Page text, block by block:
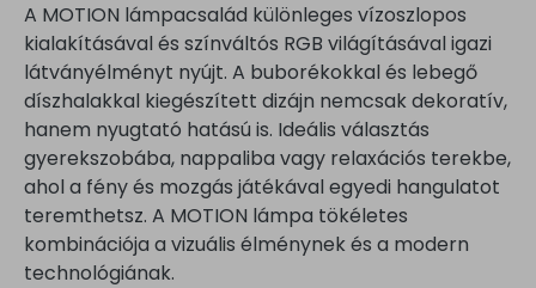
A MOTION lámpacsalád különleges vízoszlopos
kialakításával és színváltós RGB világításával igazi
látványélményt nyújt. A buborékokkal és lebegő
díszhalakkal kiegészített dizájn nemcsak dekoratív,
hanem nyugtató hatású is. Ideális választás
gyerekszobába, nappaliba vagy relaxációs terekbe,
ahol a fény és mozgás játékával egyedi hangulatot
teremthetsz. A MOTION lámpa tökéletes
kombinációja a vizuális élménynek és a modern
technológiának.